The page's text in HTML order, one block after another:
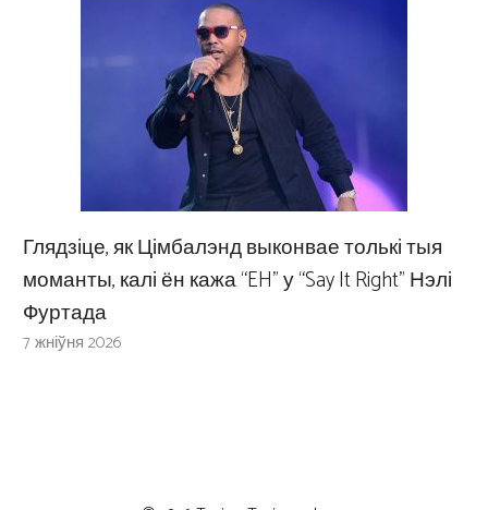
Глядзіце, як Цімбалэнд выконвае толькі тыя
моманты, калі ён кажа “EH” у “Say It Right” Нэлі
Фуртада
7 жніўня 2026